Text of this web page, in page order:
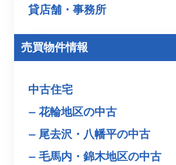
貸店舗・事務所
売買物件情報
中古住宅
花輪地区の中古
尾去沢・八幡平の中古
毛馬内・錦木地区の中古